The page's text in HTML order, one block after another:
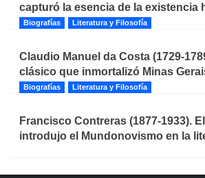
capturó la esencia de la existencia
Biografías Literatura y Filosofía
Claudio Manuel da Costa (1729-
clásico que inmortalizó Minas
Biografías Literatura y Filosofía
Francisco Contreras (1877-1933).
introdujo el Mundonovismo en la